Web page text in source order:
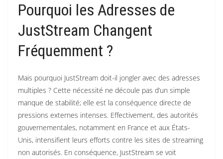
Pourquoi les Adresses de
JustStream Changent
Fréquemment ?
Mais pourquoi JustStream doit-il jongler avec des adresses
multiples ? Cette nécessité ne découle pas d’un simple
manque de stabilité; elle est la conséquence directe de
pressions externes intenses. Effectivement, des autorités
gouvernementales, notamment en France et aux États-
Unis, intensifient leurs efforts contre les sites de streaming
non autorisés. En conséquence, JustStream se voit